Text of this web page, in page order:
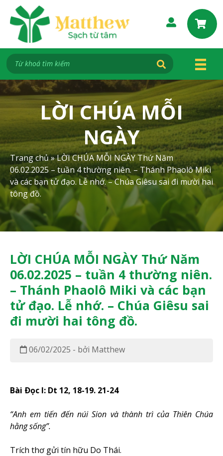
c
e
n
t
LỜI CHÚA MỖI
NGÀY
Trang chủ»LỜI CHÚA MỖI NGÀY Thứ Năm
06.02.2025 – tuần 4 thường niên. – Thánh Phaolô Miki
và các bạn tử đạo. Lễ nhớ. – Chúa Giêsu sai đi mười hai
tông đồ.
LỜI CHÚA MỖI NGÀY Thứ Năm
06.02.2025 – tuần 4 thường niên.
– Thánh Phaolô Miki và các bạn
tử đạo. Lễ nhớ. – Chúa Giêsu sai
đi mười hai tông đồ.
06/02/2025 - bởi Matthew
Bài Ðọc I: Dt 12, 18-19. 21-24
“Anh em tiến đến núi Sion và thành trì của Thiên Chúa
hằng sống”.
Trích thơ gửi tín hữu Do Thái.